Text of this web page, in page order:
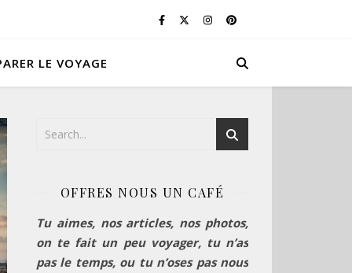
LE VOYAGE
OFFRES NOUS UN CAFÉ
Tu aimes, nos articles, nos photos,
on te fait un peu voyager, tu n’as
pas le temps, ou tu n’oses pas nous